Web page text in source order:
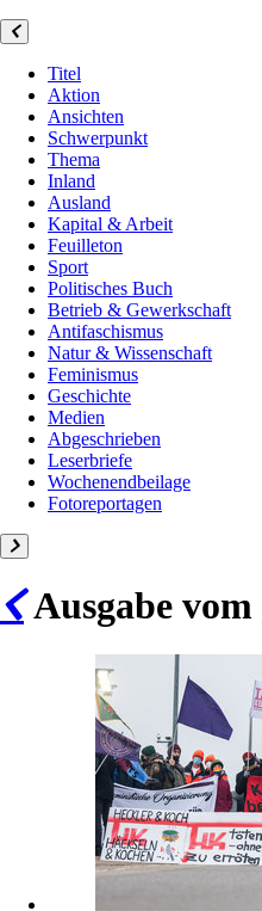
Titel
Aktion
Ansichten
Schwerpunkt
Thema
Inland
Ausland
Kapital & Arbeit
Feuilleton
Sport
Politisches Buch
Betrieb & Gewerkschaft
Antifaschismus
Natur & Wissenschaft
Feminismus
Geschichte
Medien
Abgeschrieben
Leserbriefe
Wochenendbeilage
Fotoreportagen
Ausgabe vom